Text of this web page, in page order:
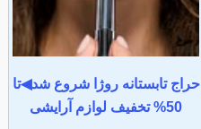
حراج تابستانه روژا شروع شد◀تا
50% تخفیف لوازم آرایشی